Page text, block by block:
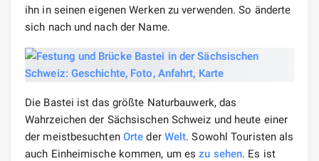
ihn in seinen eigenen Werken zu verwenden. So änderte
sich nach und nach der Name.
Die Bastei ist das größte Naturbauwerk, das
Wahrzeichen der Sächsischen Schweiz und heute einer
der meistbesuchten Orte der Welt. Sowohl Touristen als
auch Einheimische kommen, um eszu sehen. Es ist